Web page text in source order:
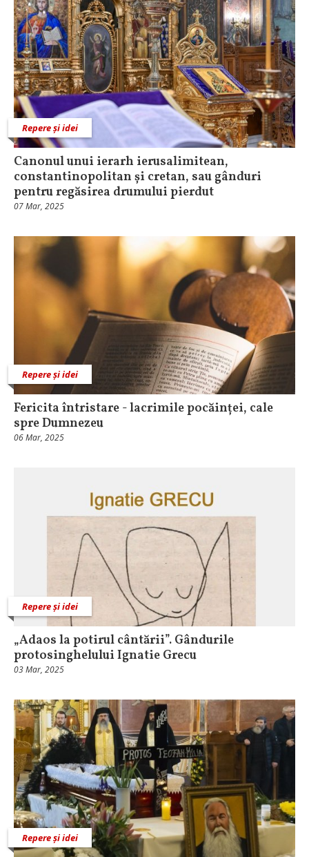
Repere și idei
Canonul unui ierarh ierusalimitean,
constantinopolitan și cretan, sau gânduri
pentru regăsirea drumului pierdut
07 Mar, 2025
Repere și idei
Fericita întristare - lacrimile pocăinței, cale
spre Dumnezeu
06 Mar, 2025
Repere și idei
„Adaos la potirul cântării”. Gândurile
protosinghelului Ignatie Grecu
03 Mar, 2025
Repere și idei